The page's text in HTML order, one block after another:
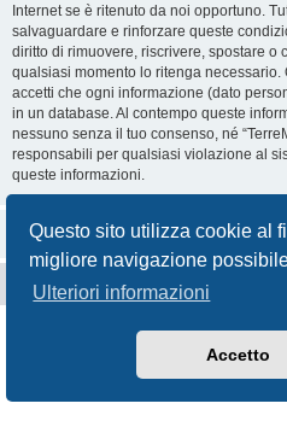
Questo sito utilizza cookie al
migliore navigazione
Ulteriori informazioni
Accetto
Internet se è ritenuto da noi opportuno.
salvaguardare e rinforzare queste
diritto di rimuovere, riscrivere, spostare o
qualsiasi momento lo ritenga
accetti che ogni informazione (dato
in un database. Al contempo queste
nessuno senza il tuo consenso, né
responsabili per qualsiasi violazione al
queste informazioni.
Portale Indice Forum
Traduzione Italiana